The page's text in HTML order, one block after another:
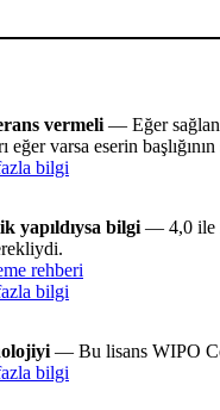
vermeli — Eğer
eğer varsa eserin
bilgi
yapıldıysa bilgi — 4,0 ile
rehberi
bilgi
— Bu lisans WIPO
bilgi